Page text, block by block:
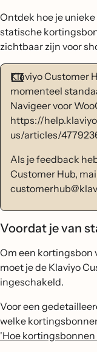
Ontdek hoe je
statische
zichtbaar zijn voor
Klaviyo Customer
momenteel
Navigeer voor
https://
us/articles/
Als je feedback
Customer Hub,
Voordat je van
Om een kortingsbon
moet je de Klaviyo
ingeschakeld.
Voor een
welke
'Hoe kortingsbonnen